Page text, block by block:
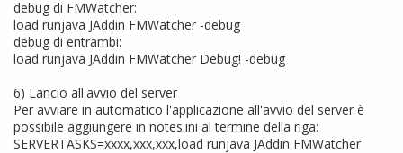
debug di FMWatcher:
load runjava JAddin FMWatcher -debug
debug di entrambi:
load runjava JAddin FMWatcher Debug! -debug
6) Lancio all'avvio del server
Per avviare in automatico l'applicazione all'avvio del server è
possibile aggiungere in notes.ini al termine della riga:
SERVERTASKS=xxxx,xxx,xxx,load runjava JAddin FMWatcher